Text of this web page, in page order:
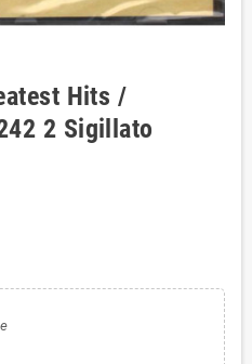
Hits /
2 Sigillato